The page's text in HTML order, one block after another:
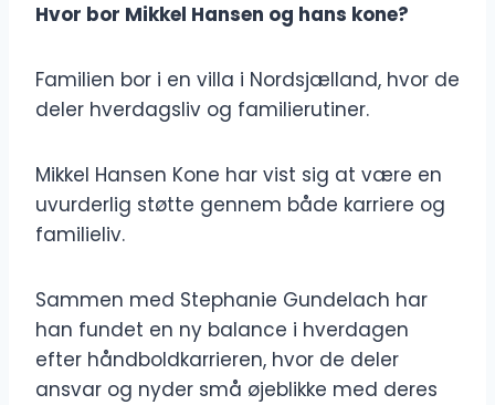
Hvor bor Mikkel Hansen og hans kone?
Familien bor i en villa i Nordsjælland, hvor de
deler hverdagsliv og familierutiner.
Mikkel Hansen Kone har vist sig at være en
uvurderlig støtte gennem både karriere og
familieliv.
Sammen med Stephanie Gundelach har
han fundet en ny balance i hverdagen
efter håndboldkarrieren, hvor de deler
ansvar og nyder små øjeblikke med deres